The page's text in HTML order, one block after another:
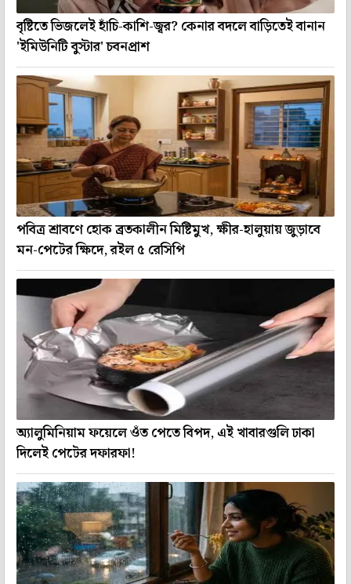
বৃষ্টিতে ভিজলেই হাঁচি-কাশি-জ্বর? কেনার বদলে বাড়িতেই বানান
'ইমিউনিটি বুস্টার' চবনপ্রাশ
পবিত্র শ্রাবণে হোক ব্রতকালীন মিষ্টিমুখ, ক্ষীর-হালুয়ায় জুড়াবে
মন-পেটের ক্ষিদে, রইল ৫ রেসিপি
অ্যালুমিনিয়াম ফয়েলে ওঁত পেতে বিপদ, এই খাবারগুলি ঢাকা
দিলেই পেটের দফারফা!